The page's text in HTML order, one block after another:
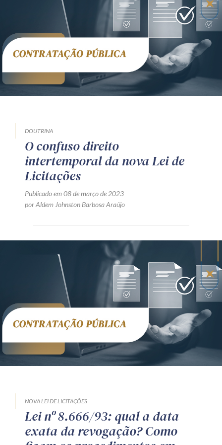
Receba por RSS
Av. Sete de Setembro, 4698
80240-000
Telefone (41) 2109-8666
DOUTRINA
O confuso direito
intertemporal da nova Lei de
Licitações
Publicado em 08 de março de 2023
por Aldem Johnston Barbosa Araújo
NOVA LEI DE LICITAÇÕES
Lei nº 8.666/93: qual a data
exata da revogação? Como